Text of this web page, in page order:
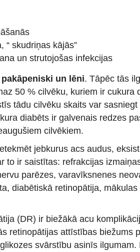
“ skudriņas kājās”
un strutojošas infekcijas
un lēni. Tāpēc tās
50 % cilvēku, kuriem ir cukura
tādu cilvēku skaits var
diabēts ir galvenais redzes
cilvēkiem.
jebkurus acs audus,
to ir saistītas: refrakcijas
parēzes, varavīksnenes
diabētiskā retinopātija,
(DR) ir biežākā acu
retinopātijas attīstības biežums
svārstību asinīs ilgumam.